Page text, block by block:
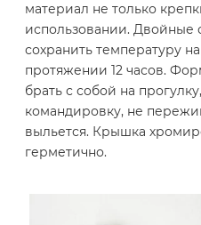
материал не только
использовании. Двойные
сохранить температуру
протяжении 12 часов.
брать с собой на
командировку, не
выльется. Крышка
герметично.